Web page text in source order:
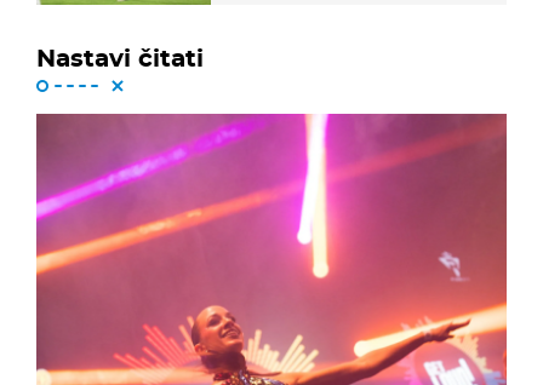
Nastavi čitati